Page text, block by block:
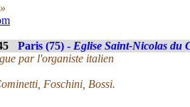
Paris (75) - Eglise Saint-Nicolas du
par l'organiste italien
Foschini, Bossi.